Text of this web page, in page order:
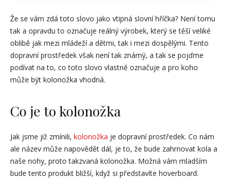
Že se vám zdá toto slovo jako vtipná slovní hříčka? Není tomu
tak a opravdu to označuje reálný výrobek, který se těší veliké
oblibě jak mezi mládeží a dětmi, tak i mezi dospělými. Tento
dopravní prostředek však není tak známý, a tak se pojďme
podívat na to, co toto slovo vlastně označuje a pro koho
může být kolonožka vhodná.
Co je to kolonožka
Jak jsme již zmínili, kolonožka je dopravní prostředek. Co nám
ale název může napovědět dál, je to, že bude zahrnovat kola a
naše nohy, proto takzvaná kolonožka. Možná vám mladším
bude tento produkt bližší, když si představíte hoverboard.